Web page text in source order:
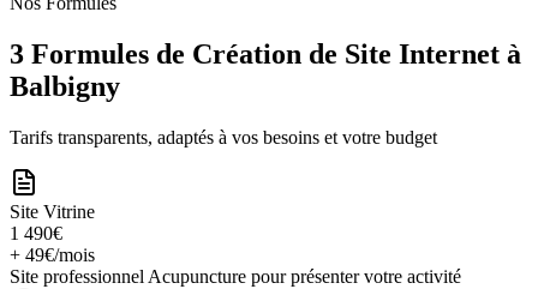
3 Formules de Création de Site Internet à
Balbigny
Tarifs transparents, adaptés à vos besoins et votre budget
Site Vitrine
1 490€
+ 49€/mois
Site professionnel Acupuncture pour présenter votre activité